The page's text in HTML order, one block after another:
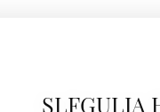
SLFGULIA